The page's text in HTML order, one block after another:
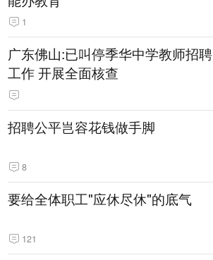
1
广东佛山:已叫停季华中学教师招聘
工作 开展全面核查
招聘公平岂容花钱做手脚
8
要给全体职工"应休尽休"的底气
121